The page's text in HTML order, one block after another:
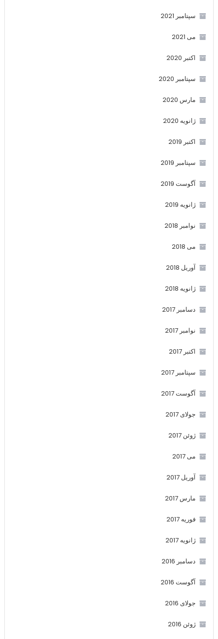
سپتامبر 2021
می 2021
اکتبر 2020
سپتامبر 2020
مارس 2020
ژانویه 2020
اکتبر 2019
سپتامبر 2019
آگوست 2019
ژانویه 2019
نوامبر 2018
می 2018
آوریل 2018
ژانویه 2018
دسامبر 2017
نوامبر 2017
اکتبر 2017
سپتامبر 2017
آگوست 2017
جولای 2017
ژوئن 2017
می 2017
آوریل 2017
مارس 2017
فوریه 2017
ژانویه 2017
دسامبر 2016
آگوست 2016
جولای 2016
ژوئن 2016